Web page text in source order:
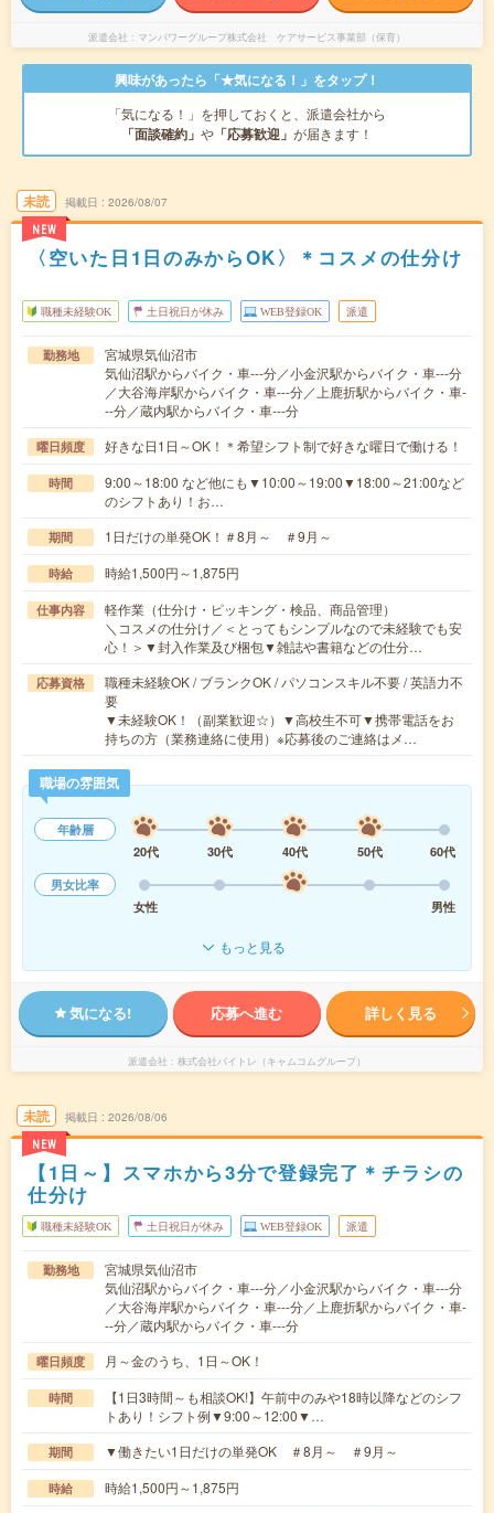
派遣会社 マンパワーグループ株式会社 ケアサービス事業部（保育）
興味があったら「★気になる！」をタップ！
「気になる！」を押しておくと、派遣会社から
「面談確約」 や 「応募歓迎」 が届きます！
未読
NEW
掲載日 2026/08/07
〈空いた日1日のみからOK〉＊コスメの仕分け
職種未経験OK 土日祝日が休み WEB登録OK 派遣
勤務地
宮城県気仙沼市
気仙沼駅からバイク・車---分／小金沢駅からバイク・車---分
／大谷海岸駅からバイク・車---分／上鹿折駅からバイク・車-
--分／蔵内駅からバイク・車---分
曜日頻度 好きな日1日～OK！＊希望シフト制で好きな曜日で働ける！
時間
9:00～18:00 など他にも▼10:00～19:00▼18:00～21:00など
のシフトあり！お…
期間 1日だけの単発OK！＃8月～ ＃9月～
時給 時給1,500円～1,875円
仕事内容
軽作業（仕分け・ピッキング・検品、商品管理）
＼コスメの仕分け／＜とってもシンプルなので未経験でも安
心！＞▼封入作業及び梱包▼雑誌や書籍などの仕分…
応募資格
職種未経験OK / ブランクOK / パソコンスキル不要 / 英語力不
要
▼未経験OK！（副業歓迎☆）▼高校生不可▼携帯電話をお
持ちの方（業務連絡に使用）※応募後のご連絡はメ…
職場の雰囲気
年齢層
20代
30代 40代 50代
60代
男女比率
女性
男性
もっと見る
気になる! 応募へ進む 詳しく見る
派遣会社 株式会社バイトレ（キャムコムグループ）
未読
NEW
掲載日 2026/08/06
【1日～】スマホから3分で登録完了＊チラシの
仕分け
職種未経験OK 土日祝日が休み WEB登録OK 派遣
勤務地
宮城県気仙沼市
気仙沼駅からバイク・車---分／小金沢駅からバイク・車---分
／大谷海岸駅からバイク・車---分／上鹿折駅からバイク・車-
--分／蔵内駅からバイク・車---分
曜日頻度 月～金のうち、1日～OK！
時間
【1日3時間～も相談OK!】午前中のみや18時以降などのシフ
トあり！シフト例▼9:00～12:00▼…
期間 ▼働きたい1日だけの単発OK ＃8月～ ＃9月～
時給 時給1,500円～1,875円